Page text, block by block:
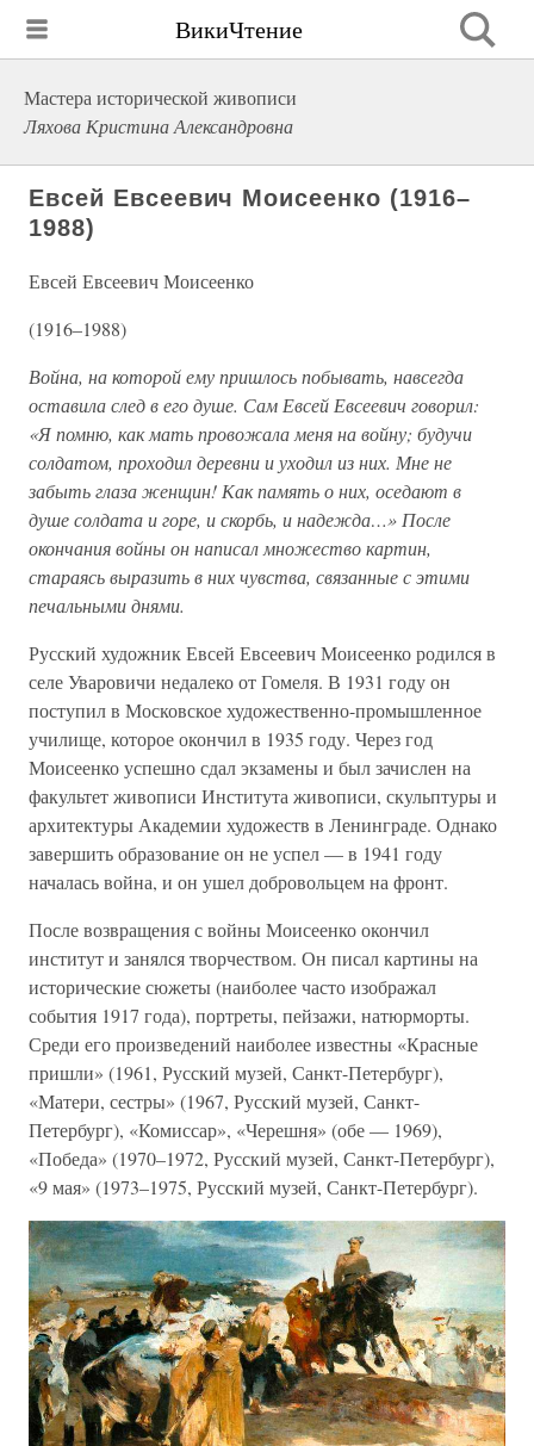
ВикиЧтение
Мастера исторической живописи
Ляхова Кристина Александровна
Евсей Евсеевич Моисеенко (1916–
1988)
Евсей Евсеевич Моисеенко
(1916–1988)
Война, на которой ему пришлось побывать, навсегда
оставила след в его душе. Сам Евсей Евсеевич говорил:
«Я помню, как мать провожала меня на войну; будучи
солдатом, проходил деревни и уходил из них. Мне не
забыть глаза женщин! Как память о них, оседают в
душе солдата и горе, и скорбь, и надежда…» После
окончания войны он написал множество картин,
стараясь выразить в них чувства, связанные с этими
печальными днями.
Русский художник Евсей Евсеевич Моисеенко родился в
селе Уваровичи недалеко от Гомеля. В 1931 году он
поступил в Московское художественно-промышленное
училище, которое окончил в 1935 году. Через год
Моисеенко успешно сдал экзамены и был зачислен на
факультет живописи Института живописи, скульптуры и
архитектуры Академии художеств в Ленинграде. Однако
завершить образование он не успел — в 1941 году
началась война, и он ушел добровольцем на фронт.
После возвращения с войны Моисеенко окончил
институт и занялся творчеством. Он писал картины на
исторические сюжеты (наиболее часто изображал
события 1917 года), портреты, пейзажи, натюрморты.
Среди его произведений наиболее известны «Красные
пришли» (1961, Русский музей, Санкт-Петербург),
«Матери, сестры» (1967, Русский музей, Санкт-
Петербург), «Комиссар», «Черешня» (обе — 1969),
«Победа» (1970–1972, Русский музей, Санкт-Петербург),
«9 мая» (1973–1975, Русский музей, Санкт-Петербург).